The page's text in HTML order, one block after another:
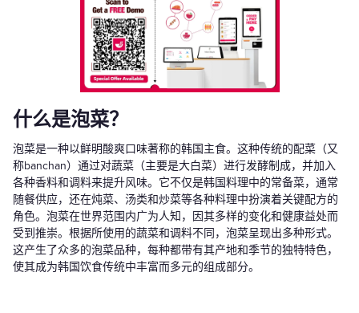
什么是泡菜？
泡菜是一种以鲜明酸爽口味著称的韩国主食。这种传统的配菜（又
称banchan）通过对蔬菜（主要是大白菜）进行发酵制成，并加入
各种香料和调料来提升风味。它不仅是韩国料理中的常备菜，通常
随餐供应，还在炖菜、汤类和炒菜等各种料理中扮演着关键配方的
角色。泡菜在世界范围内广为人知，因其多样的变化和健康益处而
受到推崇。根据所使用的蔬菜和调料不同，泡菜呈现出多种形式。
这产生了众多的泡菜品种，每种都带有其产地和季节的独特特色，
使其成为韩国饮食传统中丰富而多元的组成部分。